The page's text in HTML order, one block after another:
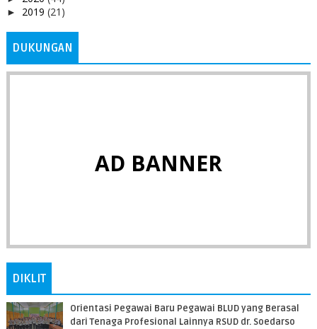
► 2019 (21)
DUKUNGAN
AD BANNER
DIKLIT
Orientasi Pegawai Baru Pegawai BLUD yang Berasal
dari Tenaga Profesional Lainnya RSUD dr. Soedarso